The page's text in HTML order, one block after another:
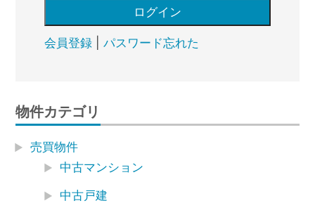
会員登録| パスワード忘れた
物件カテゴリ
売買物件
中古マンション
中古戸建